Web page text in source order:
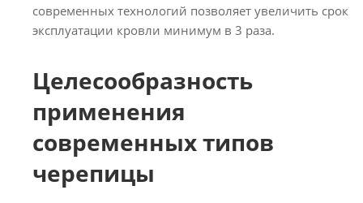
современных технологий позволяет увеличить срок
эксплуатации кровли минимум в 3 раза.
Целесообразность
применения
современных типов
черепицы